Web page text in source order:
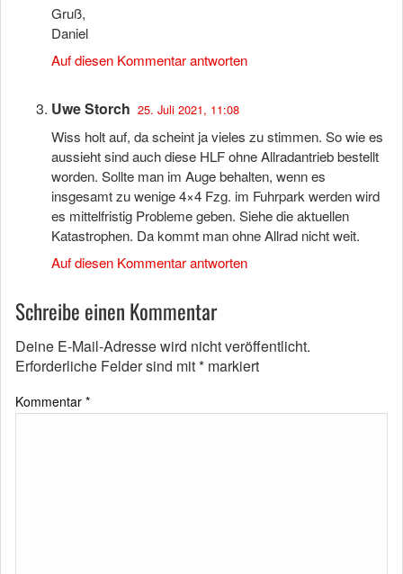
Gruß,
Daniel
Auf diesen Kommentar antworten
Uwe Storch 25. Juli 2021, 11:08
Wiss holt auf, da scheint ja vieles zu stimmen. So wie es
aussieht sind auch diese HLF ohne Allradantrieb bestellt
worden. Sollte man im Auge behalten, wenn es
insgesamt zu wenige 4×4 Fzg. im Fuhrpark werden wird
es mittelfristig Probleme geben. Siehe die aktuellen
Katastrophen. Da kommt man ohne Allrad nicht weit.
Auf diesen Kommentar antworten
Schreibe einen Kommentar
Deine E-Mail-Adresse wird nicht veröffentlicht.
Erforderliche Felder sind mit* markiert
Kommentar *